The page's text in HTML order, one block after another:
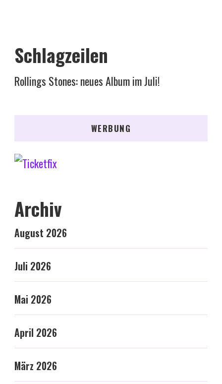
Schlagzeilen
Rollings Stones: neues Album im Juli!
WERBUNG
Archiv
August 2026
Juli 2026
Mai 2026
April 2026
März 2026